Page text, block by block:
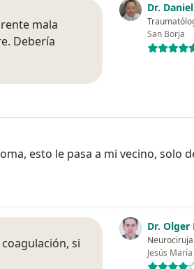
Dr.
San Borja
mala
Debería
esto le pasa a mi vecino, solo
Dr. Olger
Jesús María
si